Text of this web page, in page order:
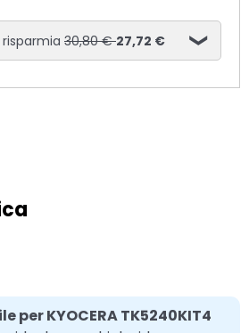
30,80 €27,72 €
per KYOCERA TK5240KIT4